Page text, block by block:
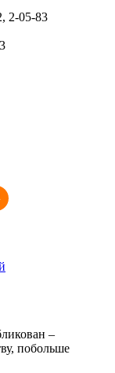
2-05-83
–
побольше